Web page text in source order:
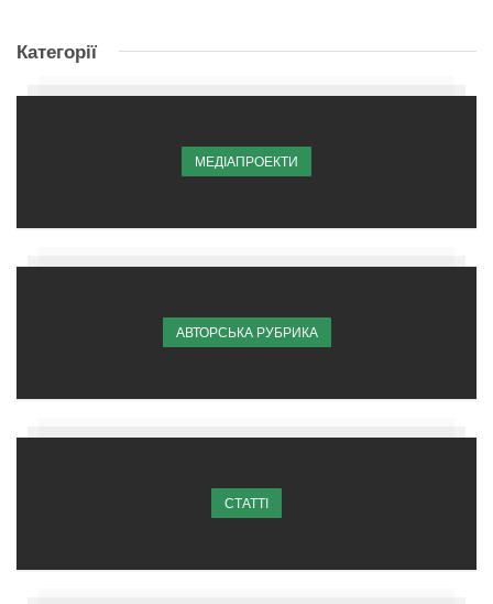
Категорії
МЕДІАПРОЕКТИ
АВТОРСЬКА РУБРИКА
СТАТТІ